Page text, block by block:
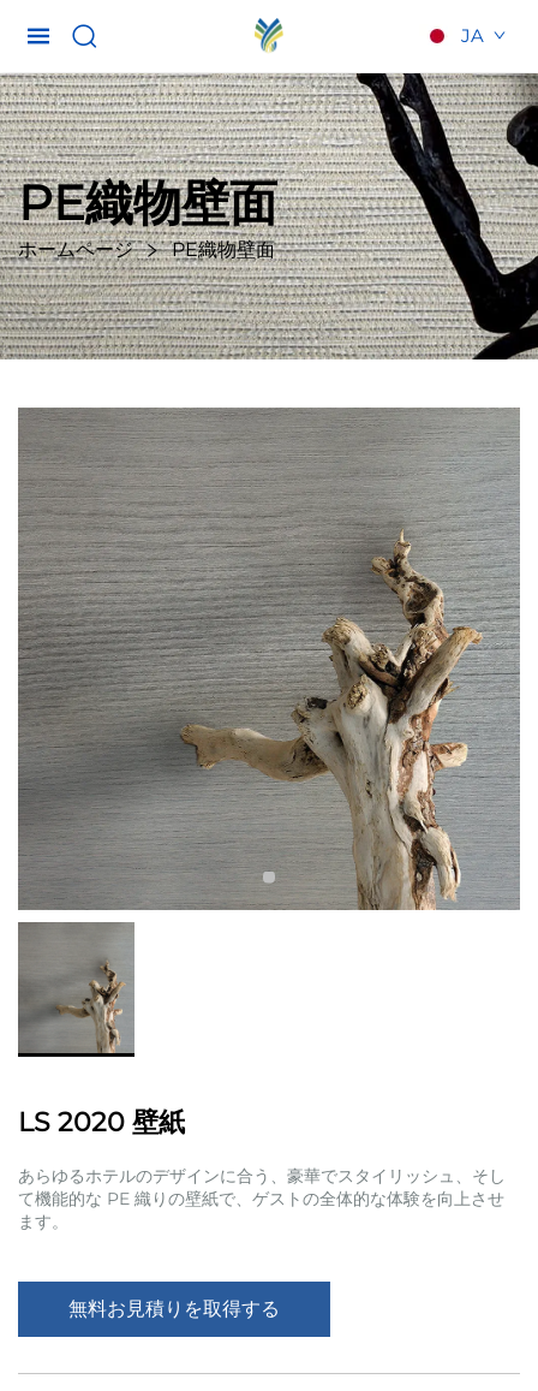
JA
PE織物壁面
ホームページ PE織物壁面
LS 2020 壁紙
あらゆるホテルのデザインに合う、豪華でスタイリッシュ、そし
て機能的な PE 織りの壁紙で、ゲストの全体的な体験を向上させ
ます。
無料お見積りを取得する